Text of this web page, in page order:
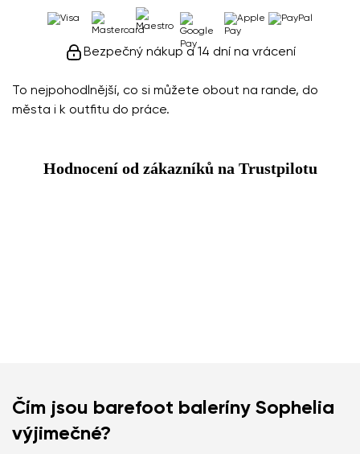
To nejpohodlnější, co si můžete obout na rande, do
města i k outfitu do práce.
Bezpečný nákup a 14 dní na vrácení
Hodnocení od zákazníků na Trustpilotu
Čím jsou barefoot baleríny Sophelia
výjimečné?